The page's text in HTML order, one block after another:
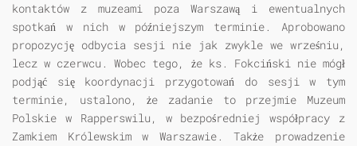
kontaktów z muzeami poza Warszawą i ewentualnych
spotkań w nich w późniejszym terminie. Aprobowano
propozycję odbycia sesji nie jak zwykle we wrześniu,
lecz w czerwcu. Wobec tego, że ks. Fokciński nie mógł
podjąć się koordynacji przygotowań do sesji w tym
terminie, ustalono, że zadanie to przejmie Muzeum
Polskie w Rapperswilu, w bezpośredniej współpracy z
Zamkiem Królewskim w Warszawie. Także prowadzenie